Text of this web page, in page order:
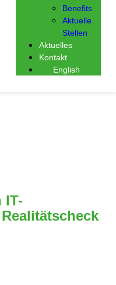
Benefits
Aktuelle
Stellen
Aktuelles
Kontakt
English
IT-